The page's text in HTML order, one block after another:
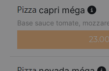
capri méga
Base sauce tomate,
23.00